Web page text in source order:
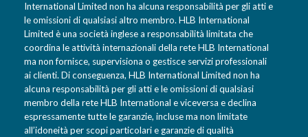
International Limited non ha alcuna responsabilità per gli atti e
le omissioni di qualsiasi altro membro. HLB International
Limited è una società inglese a responsabilità limitata che
coordina le attività internazionali della rete HLB International
ma non fornisce, supervisiona o gestisce servizi professionali
ai clienti. Di conseguenza, HLB International Limited non ha
alcuna responsabilità per gli atti e le omissioni di qualsiasi
membro della rete HLB International e viceversa e declina
espressamente tutte le garanzie, incluse ma non limitate
all’idoneità per scopi particolari e garanzie di qualità